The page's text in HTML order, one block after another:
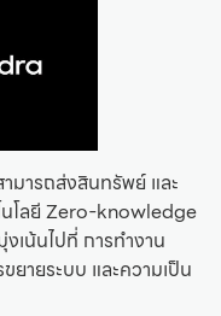
มารถส่งสินทรัพย์ และ
นโลยี Zero-knowledge
เน้นไปที่ การทำงาน
ยายระบบ และความเป็น